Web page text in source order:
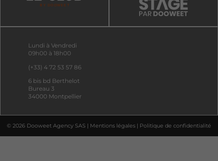
Lundi à Vendredi
09h00 à 18h00
(+33) 4 72 53 57 86
6 bis bd Berthelot
Bureau 3
34000 Montpellier
© 2026 Dooweet Agency SAS | Mentions légales | Politique de confidentialité